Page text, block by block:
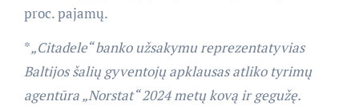
proc. pajamų.
*„Citadele“ banko užsakymu reprezentatyvias
Baltijos šalių gyventojų apklausas atliko tyrimų
agentūra „Norstat“ 2024 metų kovą ir gegužę.